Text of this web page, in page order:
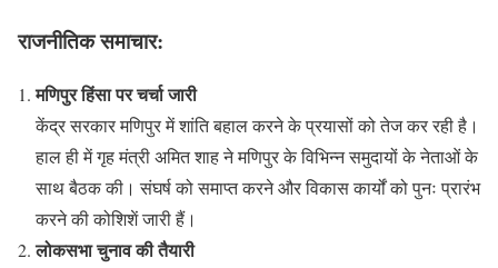
राजनीतिक समाचार:
मणिपुर हिंसा पर चर्चा जारी
केंद्र सरकार मणिपुर में शांति बहाल करने के प्रयासों को तेज कर रही है।
हाल ही में गृह मंत्री अमित शाह ने मणिपुर के विभिन्न समुदायों के नेताओं के
साथ बैठक की। संघर्ष को समाप्त करने और विकास कार्यों को पुनः प्रारंभ
करने की कोशिशें जारी हैं।
लोकसभा चुनाव की तैयारी